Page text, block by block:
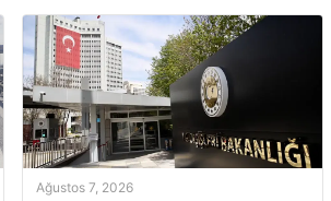
Ağustos 7, 2026